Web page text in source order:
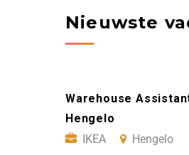
Nieuwste
Warehouse
Hengelo
IKEA
Hengelo